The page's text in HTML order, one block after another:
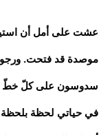
عشت على أمل أن
موصدة قد فتحت.
سدوسون على كلّ خطّ
في حياتي لحظة بلحظة